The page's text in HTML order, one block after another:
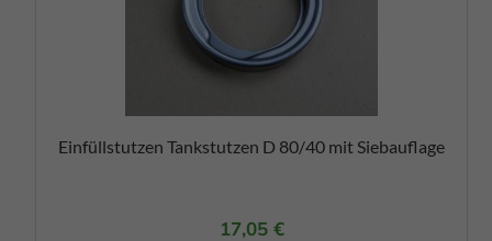
Einfüllstutzen Tankstutzen D 80/40 mit Siebauflage
17,05 €